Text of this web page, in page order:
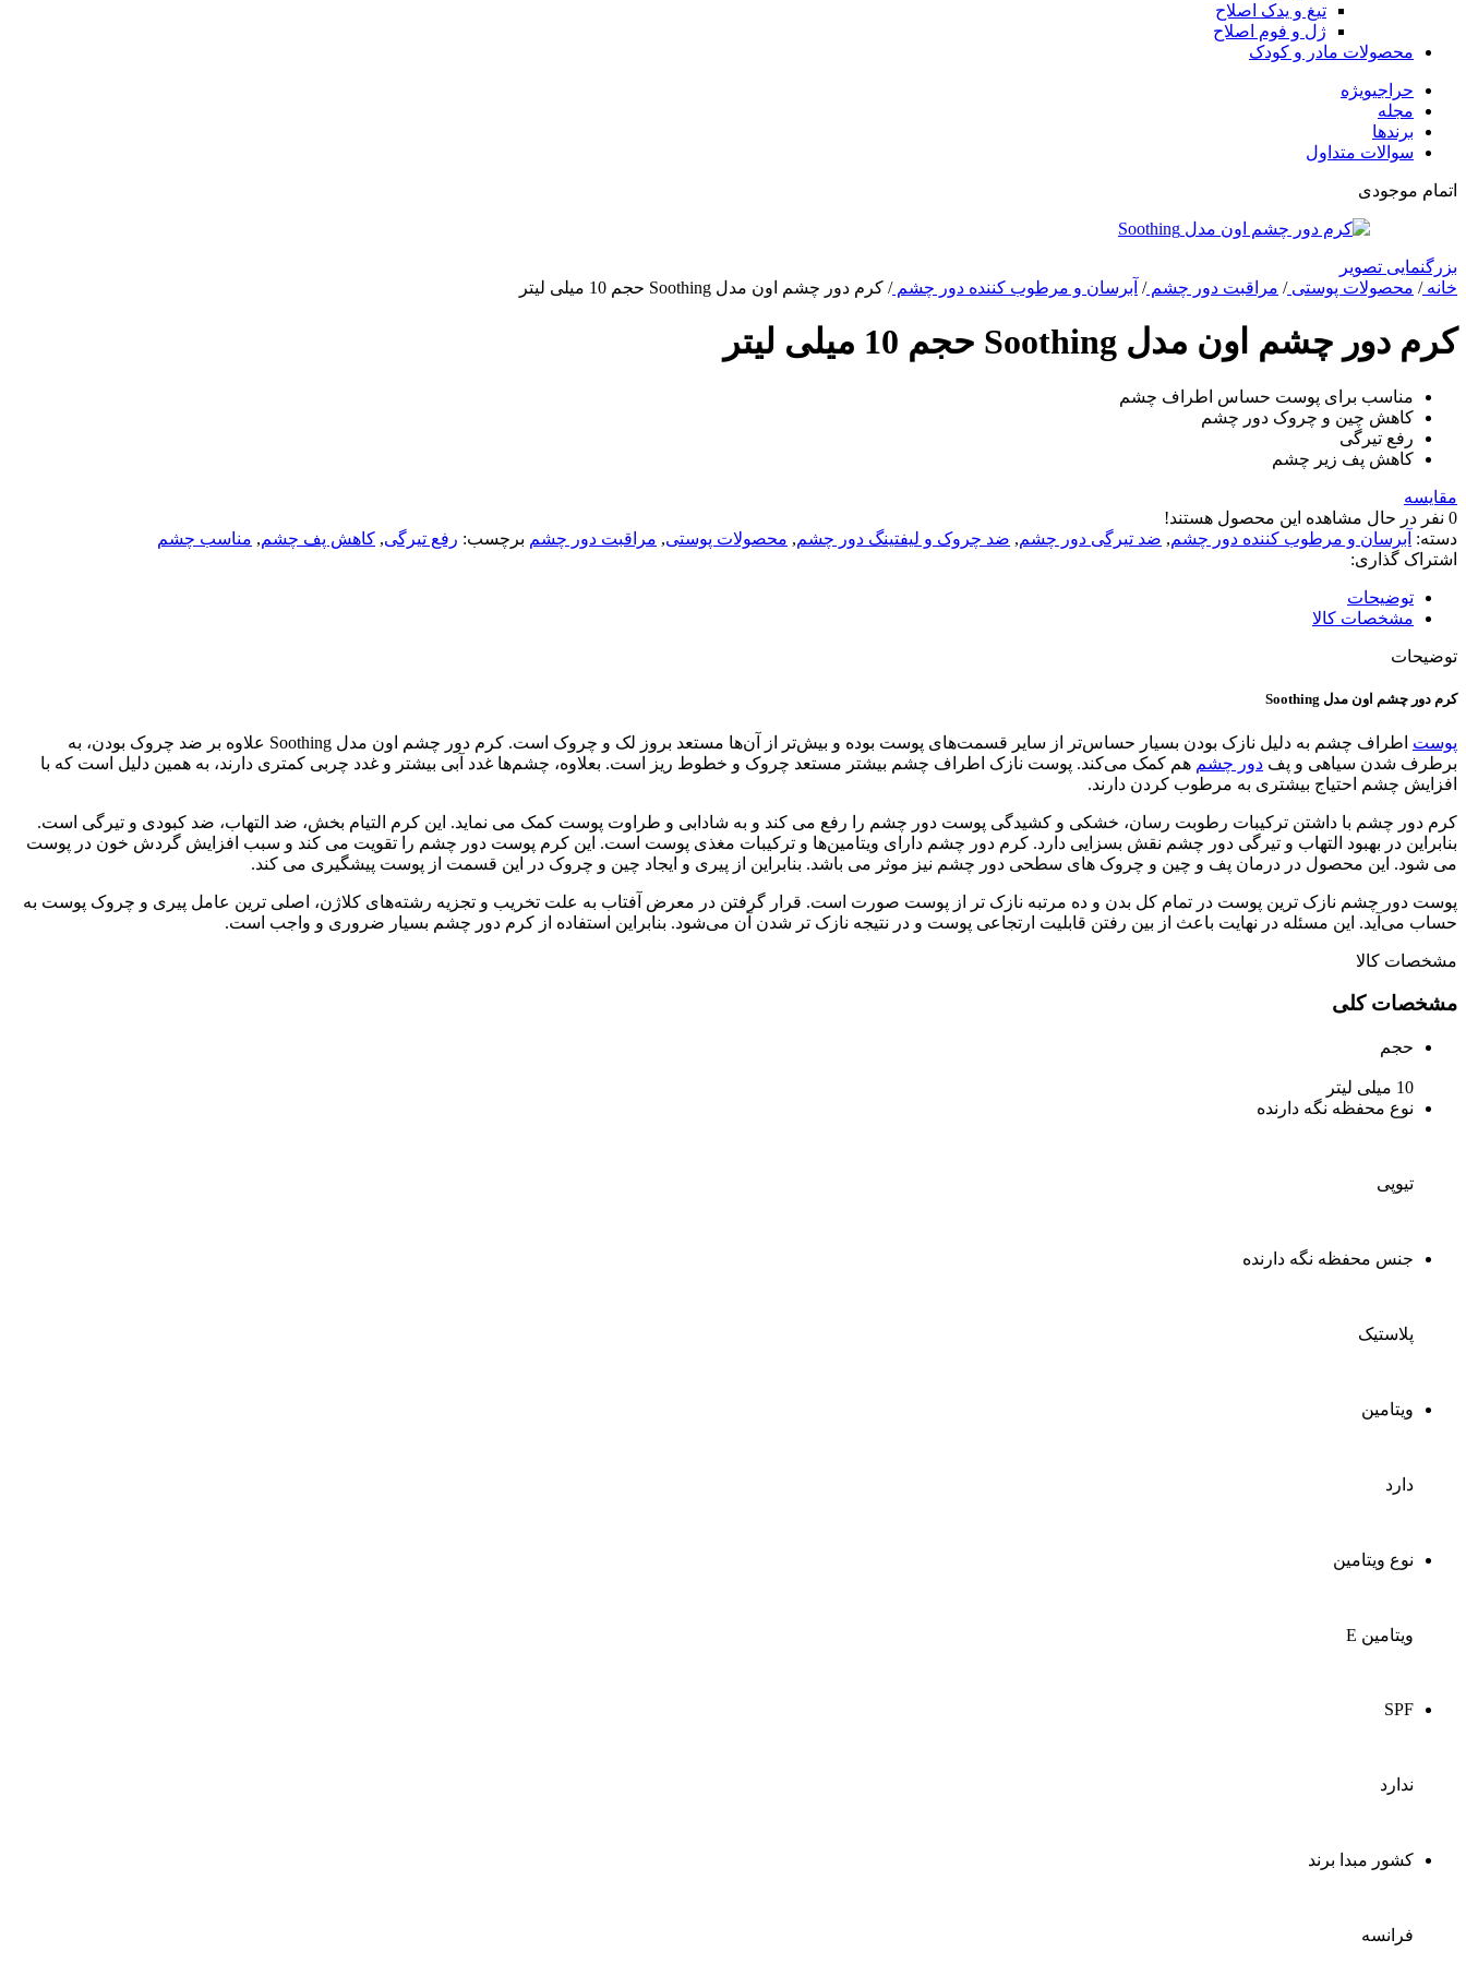
تیغ و یدک اصلاح
ژل و فوم اصلاح
محصولات مادر و کودک
حراجیویژه
مجله
برندها
سوالات متداول
اتمام موجودی
بزرگنمایی تصویر
خانه/ محصولات پوستی/ مراقبت دور چشم/ آبرسان و مرطوب کننده دور چشم/ کرم دور چشم اون مدل Soothing حجم 10 میلی لیتر
کرم دور چشم اون مدل Soothing حجم 10 میلی لیتر
مناسب برای پوست حساس اطراف چشم
کاهش چین و چروک دور چشم
رفع تیرگی
کاهش پف زیر چشم
مقایسه
0 نفر در حال مشاهده این محصول هستند!
دسته: آبرسان و مرطوب کننده دور چشم, ضد تیرگی دور چشم, ضد چروک و لیفتینگ دور چشم, محصولات پوستی, مراقبت دور چشم برچسب: رفع تیرگی, کاهش پف چشم, مناسب چشم
اشتراک گذاری:
توضیحات
مشخصات کالا
توضیحات
کرم دور چشم اون مدل Soothing
پوست
اطراف چشم به دلیل نازک بودن بسیار حساس‌تر از سایر قسمت‌های پوست بوده و بیش‌تر از آن‌ها مستعد بروز لک و چروک است. کرم دور چشم اون مدل Soothing علاوه بر ضد چروک بودن، به
برطرف شدن سیاهی و پف دور چشم هم کمک می‌کند. پوست نازک اطراف چشم بیشتر مستعد چروک و خطوط ریز است. بعلاوه، چشم‌ها غدد آبی بیشتر و غدد چربی کمتری دارند، به همین دلیل است که با
افزایش چشم احتیاج بیشتری به مرطوب کردن دارند.
کرم دور چشم با داشتن ترکیبات رطوبت رسان، خشکی و کشیدگی پوست دور چشم را رفع می کند و به شادابی و طراوت پوست کمک می نماید. این کرم التیام بخش، ضد التهاب، ضد کبودی و تیرگی است.
بنابراین در بهبود التهاب و تیرگی دور چشم نقش بسزایی دارد. کرم دور چشم دارای ویتامین‌ها و ترکیبات مغذی پوست است. این کرم پوست دور چشم را تقویت می کند و سبب افزایش گردش خون در پوست
می شود. این محصول در درمان پف و چین و چروک های سطحی دور چشم نیز موثر می باشد. بنابراین از پیری و ایجاد چین و چروک در این قسمت از پوست پیشگیری می کند.
پوست دور چشم نازک ترین پوست در تمام کل بدن و ده مرتبه نازک تر از پوست صورت است. قرار گرفتن در معرض آفتاب به علت تخریب و تجزیه رشته‌های کلاژن، اصلی ترین عامل پیری و چروک پوست به
حساب می‌آید. این مسئله در نهایت باعث از بین رفتن قابلیت ارتجاعی پوست و در نتیجه نازک تر شدن آن می‌شود. بنابراین استفاده از کرم دور چشم بسیار ضروری و واجب است.
مشخصات کالا
مشخصات کلی
حجم
10 میلی لیتر
نوع محفظه نگه دارنده
تیوپی
جنس محفظه نگه دارنده
پلاستیک
ویتامین
دارد
نوع ویتامین
ویتامین E
SPF
ندارد
کشور مبدا برند
فرانسه